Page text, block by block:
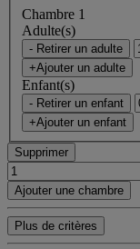
Chambre 1
Adulte(s)
- Retirer un adulte
+Ajouter un adulte
Enfant(s)
- Retirer un enfant
+Ajouter un enfant
Supprimer
Ajouter une chambre
Plus de critères